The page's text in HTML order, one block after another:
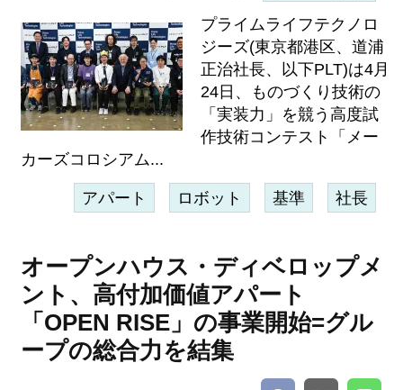
プライムライフテクノロ
ジーズ(東京都港区、道浦
正治社長、以下PLT)は4月
24日、ものづくり技術の
「実装力」を競う高度試
作技術コンテスト「メー
カーズコロシアム...
アパート ロボット 基準 社長
オープンハウス・ディベロップメ
ント、高付加価値アパート
「OPEN RISE」の事業開始=グル
ープの総合力を結集